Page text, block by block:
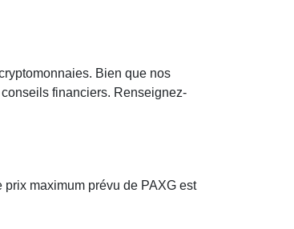
Bien que nos
financiers. Renseignez-
maximum prévu de PAXG est